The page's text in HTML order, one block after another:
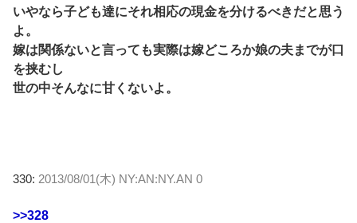
いやなら子ども達にそれ相応の現金を分けるべきだと思う
よ。
嫁は関係ないと言っても実際は嫁どころか娘の夫までが口
を挟むし
世の中そんなに甘くないよ。
330: 2013/08/01(木) NY:AN:NY.AN 0
>>328